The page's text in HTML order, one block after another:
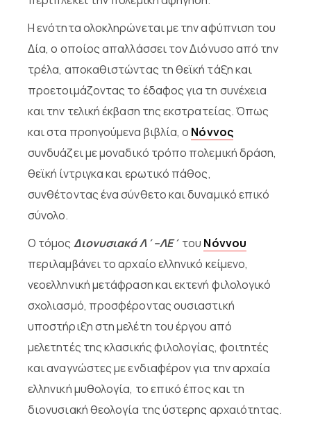
Η ενότητα ολοκληρώνεται με την αφύπνιση του
Δία, ο οποίος απαλλάσσει τον Διόνυσο από την
τρέλα, αποκαθιστώντας τη θεϊκή τάξη και
προετοιμάζοντας το έδαφος για τη συνέχεια
και την τελική έκβαση της εκστρατείας. Όπως
και στα προηγούμενα βιβλία, ο Νόννος
συνδυάζει με μοναδικό τρόπο πολεμική δράση,
θεϊκή ίντριγκα και ερωτικό πάθος,
συνθέτοντας ένα σύνθετο και δυναμικό επικό
σύνολο.
Ο τόμος Διονυσιακά Λ΄–ΛΕ΄ του Νόννου
περιλαμβάνει το αρχαίο ελληνικό κείμενο,
νεοελληνική μετάφραση και εκτενή φιλολογικό
σχολιασμό, προσφέροντας ουσιαστική
υποστήριξη στη μελέτη του έργου από
μελετητές της κλασικής φιλολογίας, φοιτητές
και αναγνώστες με ενδιαφέρον για την αρχαία
ελληνική μυθολογία, το επικό έπος και τη
διονυσιακή θεολογία της ύστερης αρχαιότητας.